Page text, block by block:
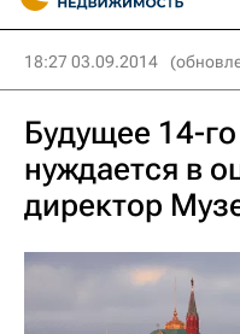
18:27 03.09.2014
Будущее 14-
нуждается в
директор